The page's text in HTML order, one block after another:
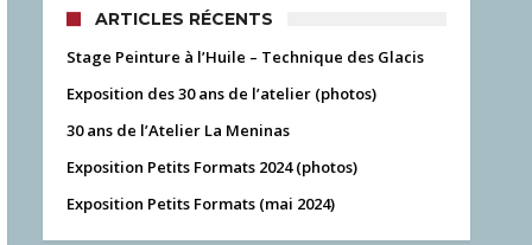
ARTICLES RÉCENTS
Stage Peinture à l’Huile – Technique des Glacis
Exposition des 30 ans de l’atelier (photos)
30 ans de l’Atelier La Meninas
Exposition Petits Formats 2024 (photos)
Exposition Petits Formats (mai 2024)